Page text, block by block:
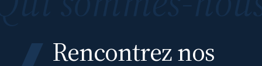
Rencontrez nos